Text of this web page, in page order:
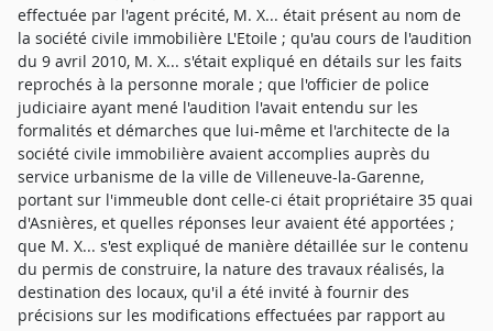
effectuée par l'agent précité, M. X... était présent au nom de
la société civile immobilière L'Etoile ; qu'au cours de l'audition
du 9 avril 2010, M. X... s'était expliqué en détails sur les faits
reprochés à la personne morale ; que l'officier de police
judiciaire ayant mené l'audition l'avait entendu sur les
formalités et démarches que lui-même et l'architecte de la
société civile immobilière avaient accomplies auprès du
service urbanisme de la ville de Villeneuve-la-Garenne,
portant sur l'immeuble dont celle-ci était propriétaire 35 quai
d'Asnières, et quelles réponses leur avaient été apportées ;
que M. X... s'est expliqué de manière détaillée sur le contenu
du permis de construire, la nature des travaux réalisés, la
destination des locaux, qu'il a été invité à fournir des
précisions sur les modifications effectuées par rapport au